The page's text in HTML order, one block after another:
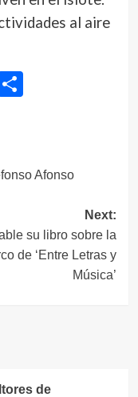
al aire
Compartir
Afonso
Next:
su libro sobre la
de ‘Entre Letras y
Música’
de